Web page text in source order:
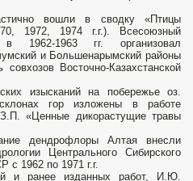
вошли в сводку «Птицы
1972, 1974 г.г.). Всесоюзный
в 1962-1963 гг. организовал
и Большенарымский районы
Восточно-Казахстанской
изысканий на побережье оз.
гор изложены в работе
«Ценные дикорастущие травы
дендрофлоры Алтая внесли
Центрального Сибирского
с 1962 по 1971 г.г.
и ранее изданных работ, И.Ю.